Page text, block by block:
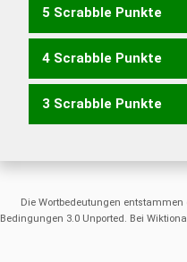
GEHT HEGT
5 Scrabble Punkte
GEH GEST SEHT STEG
4 Scrabble Punkte
GES TSG
3 Scrabble Punkte
Die Wortbedeutungen entstammen
Bedingungen 3.0 Unported. Bei